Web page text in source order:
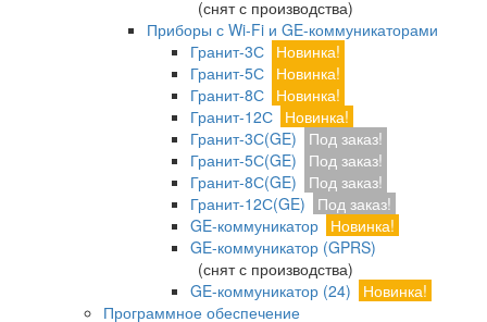
(снят с производства)
Приборы с Wi-Fi и GE-коммуникаторами
Гранит-3С Новинка!
Гранит-5С Новинка!
Гранит-8С Новинка!
Гранит-12С Новинка!
Гранит-3С(GE)
Под заказ!
Гранит-5С(GE)
Под заказ!
Гранит-8С(GE)
Под заказ!
Гранит-12С(GE)
Под заказ!
GE-коммуникатор Новинка!
GE-коммуникатор (GPRS)
(снят с производства)
GE-коммуникатор (24)
Новинка!
Программное обеспечение